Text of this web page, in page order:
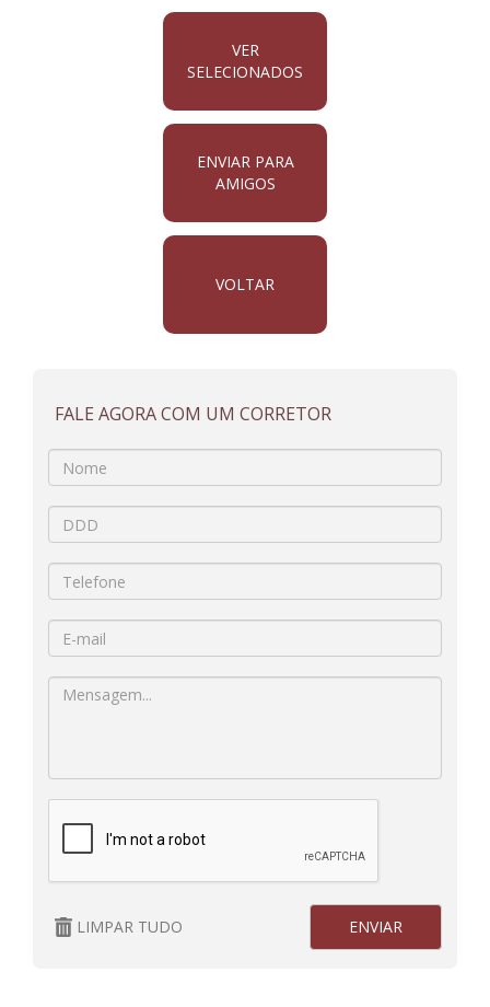
VER
SELECIONADOS
ENVIAR PARA
AMIGOS
VOLTAR
FALE AGORA COM UM CORRETOR
LIMPAR TUDO